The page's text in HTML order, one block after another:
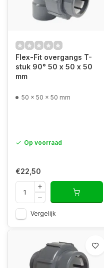
Flex-Fit overgangs T-
stuk 90° 50 x 50 x 50
mm
50 x 50 x 50 mm
Op voorraad
€22,50
Vergelijk